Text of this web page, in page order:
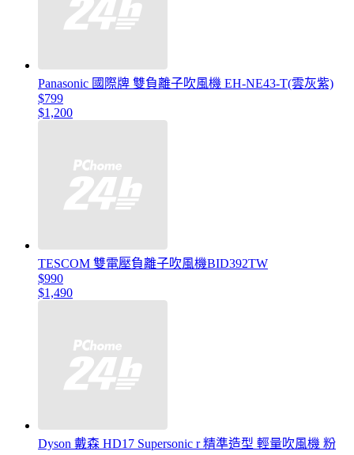
Panasonic 國際牌 雙負離子吹風機 EH-NE43-T(雲灰紫)
$799
$1,200
TESCOM 雙電壓負離子吹風機BID392TW
$990
$1,490
Dyson 戴森 HD17 Supersonic r 精準造型 輕量吹風機 粉